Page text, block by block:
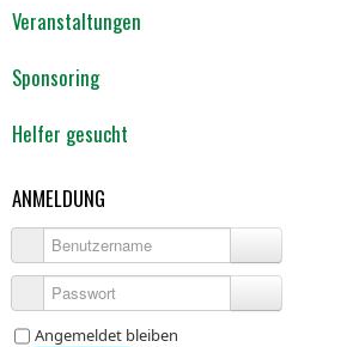
Veranstaltungen
Sponsoring
Helfer gesucht
ANMELDUNG
Benutzername
Passwort
Angemeldet bleiben